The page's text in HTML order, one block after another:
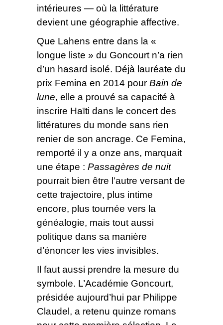
intérieures — où la littérature
devient une géographie affective.
Que Lahens entre dans la «
longue liste » du Goncourt n’a rien
d’un hasard isolé. Déjà lauréate du
prix Femina en 2014 pour Bain de
lune, elle a prouvé sa capacité à
inscrire Haïti dans le concert des
littératures du monde sans rien
renier de son ancrage. Ce Femina,
remporté il y a onze ans, marquait
une étape : Passagères de nuit
pourrait bien être l’autre versant de
cette trajectoire, plus intime
encore, plus tournée vers la
généalogie, mais tout aussi
politique dans sa manière
d’énoncer les vies invisibles.
Il faut aussi prendre la mesure du
symbole. L’Académie Goncourt,
présidée aujourd’hui par Philippe
Claudel, a retenu quinze romans